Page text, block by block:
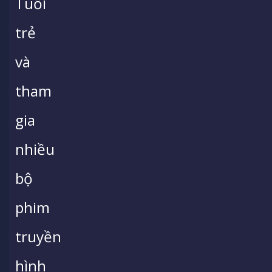
trẻ
và
tham
gia
nhiều
bộ
phim
truyền
hình